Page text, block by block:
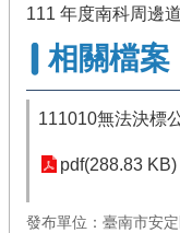
111 年度南科周邊
相關檔案
111010無法決標
pdf(288.83 KB)
發布單位：臺南市安